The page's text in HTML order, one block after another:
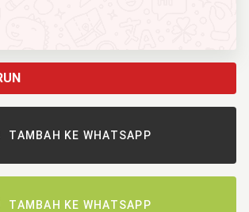
TAMBAH KE WHATSAPP
TAMBAH KE WHATSAPP